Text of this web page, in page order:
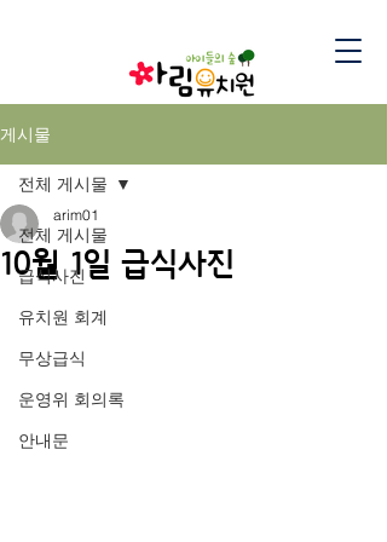
게시물
전체 게시물
급식사진
유치원 회계
무상급식
운영위 회의록
안내문
전체 게시물
10월 1일 급식사진
arim01